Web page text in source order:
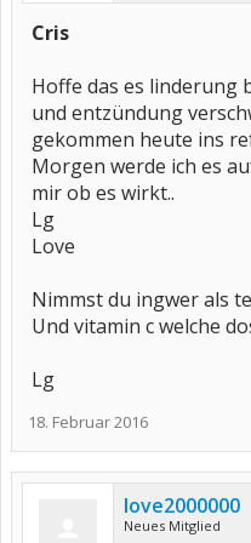
Cris
Hoffe das es linderung
und entzündung
gekommen heute ins
Morgen werde ich es
mir ob es wirkt..
Lg
Love
Nimmst du ingwer als
Und vitamin c welche
Lg
18. Februar 2016
love2000000
Neues Mitglied